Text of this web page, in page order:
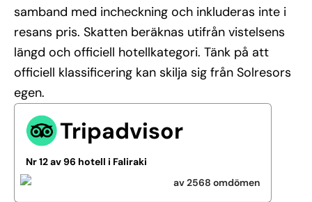
samband med incheckning och inkluderas inte i
resans pris. Skatten beräknas utifrån vistelsens
längd och officiell hotellkategori. Tänk på att
officiell klassificering kan skilja sig från Solresors
egen.
Tripadvisor
Nr 12 av 96 hotell i Faliraki
av 2568 omdömen